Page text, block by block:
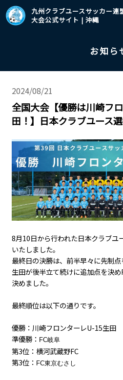
九州クラブユースサッカー連
大会公式サイト | 沖縄
お知ら
2024/08/21
全国大会【優勝は川崎フ
田！】日本クラブユース
8月10日から行われた日本クラブユ
いたしました。
最終日の決勝は、前半早々に先制
生田が後半立て続けに追加点を決
決めました。
​最終順位は以下の通りです。​​
​優勝：川崎フロンターレU-15生田
準優勝： FC岐阜
第3位： 横河武蔵野FC
第3位： FC東京むさし